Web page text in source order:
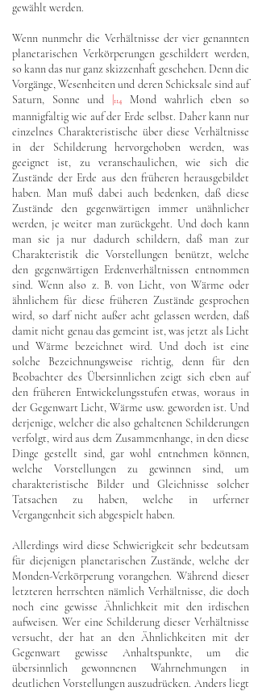
gewählt werden.
Wenn nunmehr die Verhältnisse der vier genannten
planetarischen Verkörperungen geschildert werden,
so kann das nur ganz skizzenhaft geschehen. Denn die
Vorgänge, Wesenheiten und deren Schicksale sind auf
Saturn, Sonne und
114
Mond wahrlich eben so
mannigfaltig wie auf der Erde selbst. Daher kann nur
einzelnes Charakteristische über diese Verhältnisse
in der Schilderung hervorgehoben werden, was
geeignet ist, zu veranschaulichen, wie sich die
Zustände der Erde aus den früheren herausgebildet
haben. Man muß dabei auch bedenken, daß diese
Zustände den gegenwärtigen immer unähnlicher
werden, je weiter man zurückgeht. Und doch kann
man sie ja nur dadurch schildern, daß man zur
Charakteristik die Vorstellungen benützt, welche
den gegenwärtigen Erdenverhältnissen entnommen
sind. Wenn also z. B. von Licht, von Wärme oder
ähnlichem für diese früheren Zustände gesprochen
wird, so darf nicht außer acht gelassen werden, daß
damit nicht genau das gemeint ist, was jetzt als Licht
und Wärme bezeichnet wird. Und doch ist eine
solche Bezeichnungsweise richtig, denn für den
Beobachter des Übersinnlichen zeigt sich eben auf
den früheren Entwickelungsstufen etwas, woraus in
der Gegenwart Licht, Wärme usw. geworden ist. Und
derjenige, welcher die also gehaltenen Schilderungen
verfolgt, wird aus dem Zusammenhange, in den diese
Dinge gestellt sind, gar wohl entnehmen können,
welche Vorstellungen zu gewinnen sind, um
charakteristische Bilder und Gleichnisse solcher
Tatsachen zu haben, welche in urferner
Vergangenheit sich abgespielt haben.
Allerdings wird diese Schwierigkeit sehr bedeutsam
für diejenigen planetarischen Zustände, welche der
Monden-Verkörperung vorangehen. Während dieser
letzteren herrschten nämlich Verhältnisse, die doch
noch eine gewisse Ähnlichkeit mit den irdischen
aufweisen. Wer eine Schilderung dieser Verhältnisse
versucht, der hat an den Ähnlichkeiten mit der
Gegenwart gewisse Anhaltspunkte, um die
übersinnlich gewonnenen Wahrnehmungen in
deutlichen Vorstellungen auszudrücken. Anders liegt